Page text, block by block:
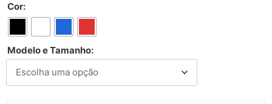
Cor:
Modelo e Tamanho: